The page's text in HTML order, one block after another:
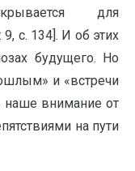
для
с. 134]. И об этих
будущего. Но
и «встречи
внимание от
на пути